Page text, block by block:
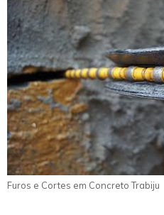
Furos e Cortes em Concreto Trabiju